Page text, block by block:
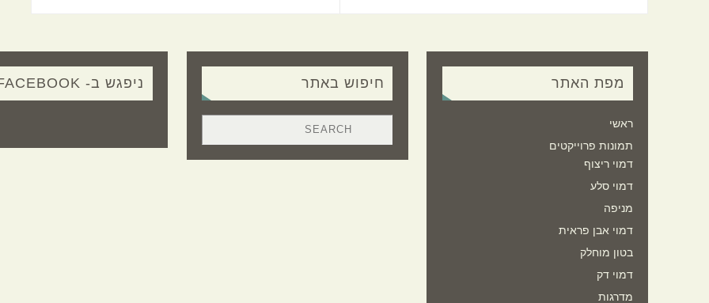
מפת האתר
ראשי
תמונות פרוייקטים
דמוי ריצוף
דמוי סלע
מניפה
דמוי אבן פראית
בטון מוחלק
דמוי דק
מדרגות
חיפוש באתר ניפגש ב- FACEBOOK